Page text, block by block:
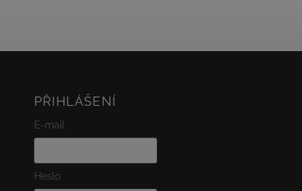
PŘIHLÁŠENÍ
E-mail
Heslo